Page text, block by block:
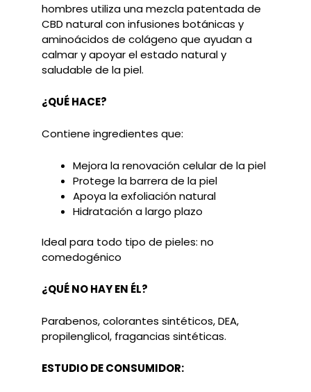
hombres utiliza una mezcla patentada de
CBD natural con infusiones botánicas y
aminoácidos de colágeno que ayudan a
calmar y apoyar el estado natural y
saludable de la piel.
¿QUÉ HACE?
Contiene ingredientes que:
Mejora la renovación celular de la piel
Protege la barrera de la piel
Apoya la exfoliación natural
Hidratación a largo plazo
Ideal para todo tipo de pieles: no
comedogénico
¿QUÉ NO HAY EN ÉL?
Parabenos, colorantes sintéticos, DEA,
propilenglicol, fragancias sintéticas.
ESTUDIO DE CONSUMIDOR: